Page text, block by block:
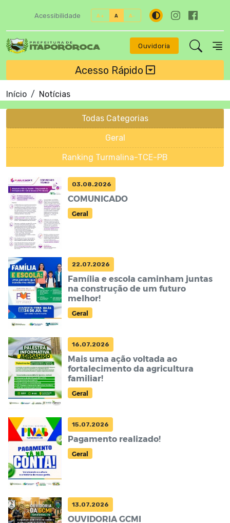
Acessibilidade A+ A A-
Ouvidoria
Acesso Rápido
Início Notícias
Todas Categorias
Geral
Ranking Turmalina-TCE-PB
03.08.2026
COMUNICADO
Geral
22.07.2026
Família e escola caminham juntas
na construção de um futuro
melhor!
Geral
16.07.2026
Mais uma ação voltada ao
fortalecimento da agricultura
familiar!
Geral
15.07.2026
Pagamento realizado!
Geral
13.07.2026
OUVIDORIA GCMI